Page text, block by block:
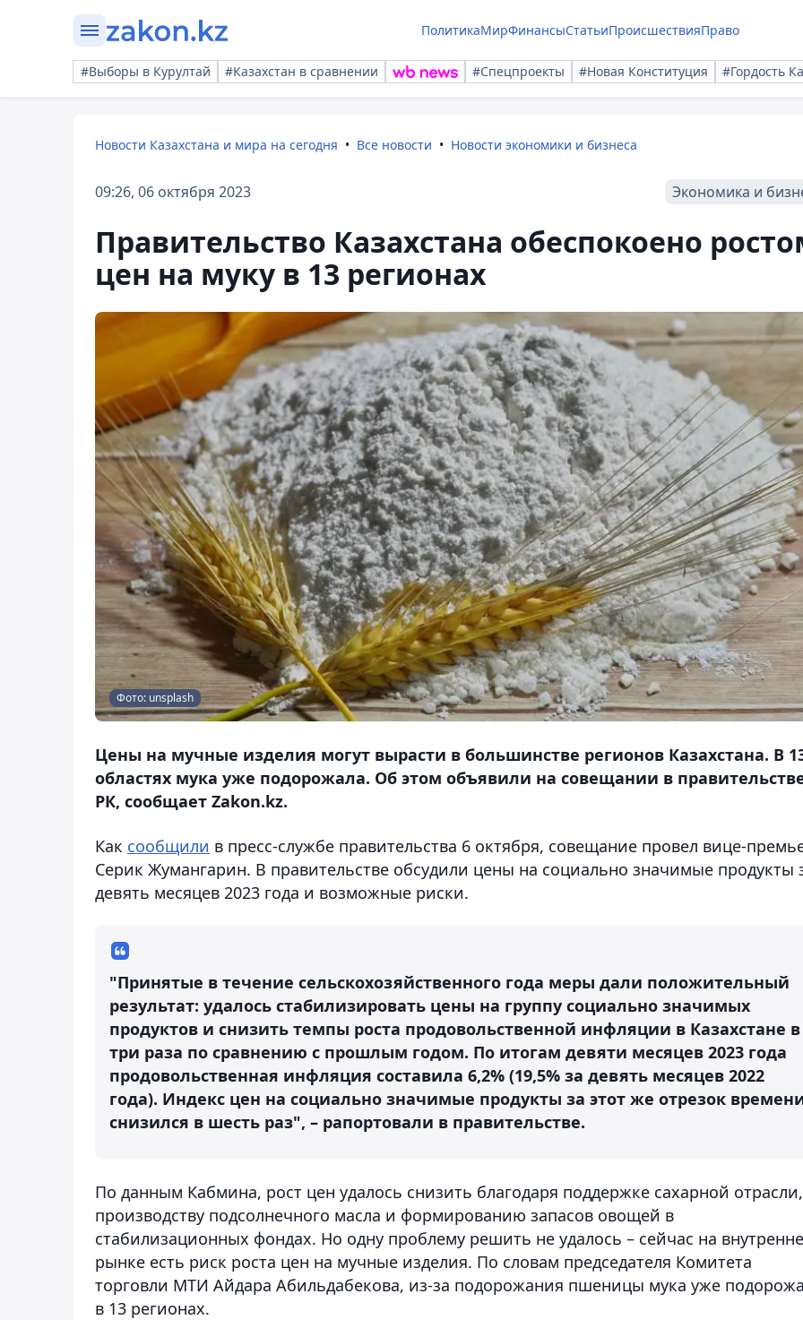
ПолитикаМирФинансыСтатьиПроисшествияПраво
#Выборы в Курултай #Казахстан в сравнении #Спецпроекты #Новая Конституция #Гордость
Новости Казахстана и мира на сегодня Все новости Новости экономики и бизнеса
09:26, 06 октября 2023 Экономика и
Правительство Казахстана обеспокоено
цен на муку в 13 регионах
Фото: unsplash
Цены на мучные изделия могут вырасти в большинстве регионов Казахстана. В
областях мука уже подорожала. Об этом объявили на совещании в
РК, сообщает Zakon.kz.
Как сообщили в пресс-службе правительства 6 октября, совещание провел вице-
Серик Жумангарин. В правительстве обсудили цены на социально значимые продукты
девять месяцев 2023 года и возможные риски.
"Принятые в течение сельскохозяйственного года меры дали положительный
результат: удалось стабилизировать цены на группу социально значимых
продуктов и снизить темпы роста продовольственной инфляции в Казахстане в
три раза по сравнению с прошлым годом. По итогам девяти месяцев 2023 года
продовольственная инфляция составила 6,2% (19,5% за девять месяцев 2022
года). Индекс цен на социально значимые продукты за этот же отрезок
снизился в шесть раз", – рапортовали в правительстве.
По данным Кабмина, рост цен удалось снизить благодаря поддержке сахарной отрасли,
производству подсолнечного масла и формированию запасов овощей в
стабилизационных фондах. Но одну проблему решить не удалось – сейчас на
рынке есть риск роста цен на мучные изделия. По словам председателя Комитета
торговли МТИ Айдара Абильдабекова, из-за подорожания пшеницы мука уже
в 13 регионах.